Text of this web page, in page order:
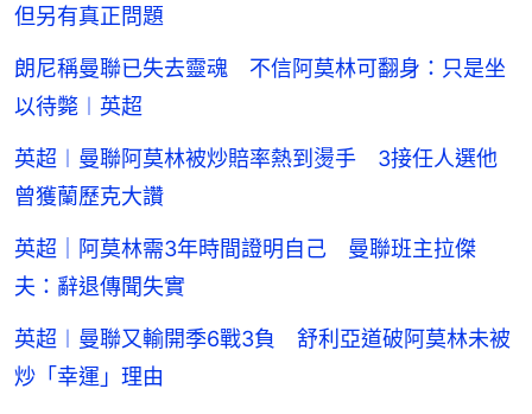
但另有真正問題
朗尼稱曼聯已失去靈魂 不信阿莫林可翻身：只是坐
以待斃︱英超
英超︱曼聯阿莫林被炒賠率熱到燙手 3接任人選他
曾獲蘭歷克大讚
英超｜阿莫林需3年時間證明自己 曼聯班主拉傑
夫：辭退傳聞失實
英超︱曼聯又輸開季6戰3負 舒利亞道破阿莫林未被
炒「幸運」理由